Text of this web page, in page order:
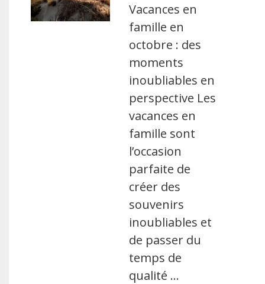
Vacances en
famille en
octobre : des
moments
inoubliables en
perspective Les
vacances en
famille sont
l’occasion
parfaite de
créer des
souvenirs
inoubliables et
de passer du
temps de
qualité …